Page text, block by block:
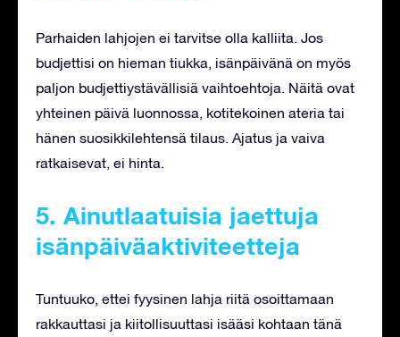
Parhaiden lahjojen ei tarvitse olla kalliita. Jos
budjettisi on hieman tiukka, isänpäivänä on myös
paljon budjettiystävällisiä vaihtoehtoja. Näitä ovat
yhteinen päivä luonnossa, kotitekoinen ateria tai
hänen suosikkilehtensä tilaus. Ajatus ja vaiva
ratkaisevat, ei hinta.
5. Ainutlaatuisia jaettuja
isänpäiväaktiviteetteja
Tuntuuko, ettei fyysinen lahja riitä osoittamaan
rakkauttasi ja kiitollisuuttasi isääsi kohtaan tänä